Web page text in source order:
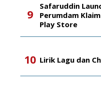
Safaruddin
Perumdam
Play Store
Lirik Lagu dan